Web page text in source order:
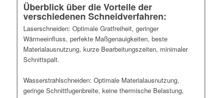
Überblick über die Vorteile der
verschiedenen Schneidverfahren:
Laserschneiden: Optimale Gratfreiheit, geringer
Wärmeeinfluss, perfekte Maßgenauigkeiten, beste
Materialausnutzung, kurze Bearbeitungszeiten, minimaler
Schnittspalt.
Wasserstrahlschneiden: Optimale Materialausnutzung,
geringe Schnittfugenbreite, keine thermische Belastung,